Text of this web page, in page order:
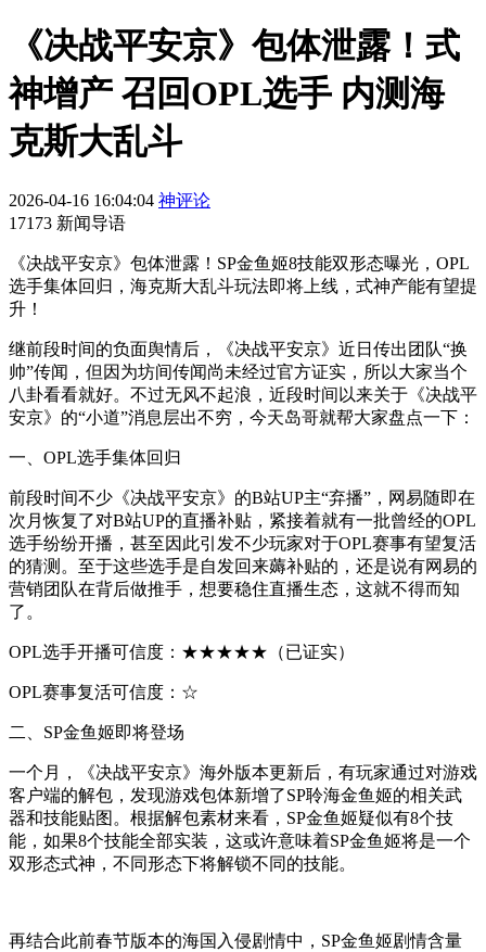
《决战平安京》包体泄露！式
神增产 召回OPL选手 内测海
克斯大乱斗
2026-04-16 16:04:04 神评论
17173 新闻导语
《决战平安京》包体泄露！SP金鱼姬8技能双形态曝光，OPL
选手集体回归，海克斯大乱斗玩法即将上线，式神产能有望提
升！
继前段时间的负面舆情后，《决战平安京》近日传出团队“换
帅”传闻，但因为坊间传闻尚未经过官方证实，所以大家当个
八卦看看就好。不过无风不起浪，近段时间以来关于《决战平
安京》的“小道”消息层出不穷，今天岛哥就帮大家盘点一下：
一、OPL选手集体回归
前段时间不少《决战平安京》的B站UP主“弃播”，网易随即在
次月恢复了对B站UP的直播补贴，紧接着就有一批曾经的OPL
选手纷纷开播，甚至因此引发不少玩家对于OPL赛事有望复活
的猜测。至于这些选手是自发回来薅补贴的，还是说有网易的
营销团队在背后做推手，想要稳住直播生态，这就不得而知
了。
OPL选手开播可信度：★★★★★（已证实）
OPL赛事复活可信度：☆
二、SP金鱼姬即将登场
一个月，《决战平安京》海外版本更新后，有玩家通过对游戏
客户端的解包，发现游戏包体新增了SP聆海金鱼姬的相关武
器和技能贴图。根据解包素材来看，SP金鱼姬疑似有8个技
能，如果8个技能全部实装，这或许意味着SP金鱼姬将是一个
双形态式神，不同形态下将解锁不同的技能。
再结合此前春节版本的海国入侵剧情中，SP金鱼姬剧情含量